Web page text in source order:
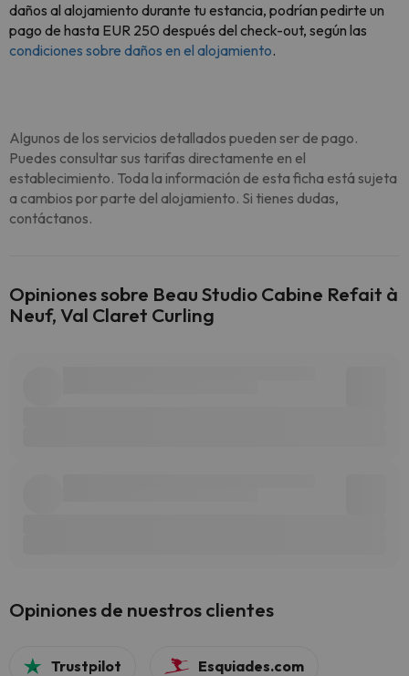
daños al alojamiento durante tu estancia, podrían pedirte un
pago de hasta EUR 250 después del check-out, según las
condiciones sobre daños en el alojamiento.
Algunos de los servicios detallados pueden ser de pago.
Puedes consultar sus tarifas directamente en el
establecimiento. Toda la información de esta ficha está sujeta
a cambios por parte del alojamiento. Si tienes dudas,
contáctanos.
Opiniones sobre Beau Studio Cabine Refait à
Neuf, Val Claret Curling
Opiniones de nuestros clientes
Trustpilot Esquiades.com